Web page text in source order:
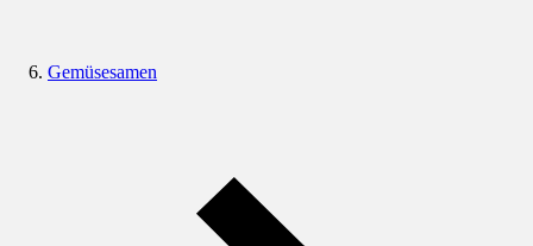
Gemüsesamen